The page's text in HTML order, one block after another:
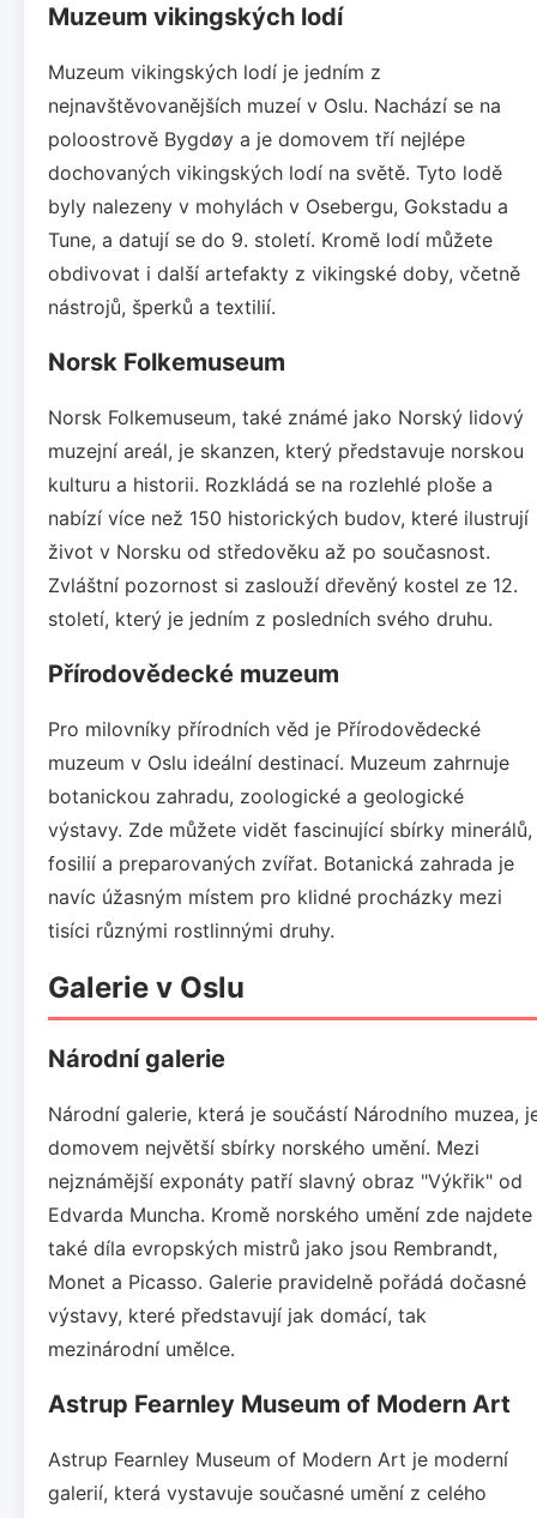
Muzeum vikingských lodí
Muzeum vikingských lodí je jedním z
nejnavštěvovanějších muzeí v Oslu. Nachází se na
poloostrově Bygdøy a je domovem tří nejlépe
dochovaných vikingských lodí na světě. Tyto lodě
byly nalezeny v mohylách v Osebergu, Gokstadu a
Tune, a datují se do 9. století. Kromě lodí můžete
obdivovat i další artefakty z vikingské doby, včetně
nástrojů, šperků a textilií.
Norsk Folkemuseum
Norsk Folkemuseum, také známé jako Norský lidový
muzejní areál, je skanzen, který představuje norskou
kulturu a historii. Rozkládá se na rozlehlé ploše a
nabízí více než 150 historických budov, které ilustrují
život v Norsku od středověku až po současnost.
Zvláštní pozornost si zaslouží dřevěný kostel ze 12.
století, který je jedním z posledních svého druhu.
Přírodovědecké muzeum
Pro milovníky přírodních věd je Přírodovědecké
muzeum v Oslu ideální destinací. Muzeum zahrnuje
botanickou zahradu, zoologické a geologické
výstavy. Zde můžete vidět fascinující sbírky minerálů,
fosilií a preparovaných zvířat. Botanická zahrada je
navíc úžasným místem pro klidné procházky mezi
tisíci různými rostlinnými druhy.
Galerie v Oslu
Národní galerie
Národní galerie, která je součástí Národního muzea,
domovem největší sbírky norského umění. Mezi
nejznámější exponáty patří slavný obraz "Výkřik" od
Edvarda Muncha. Kromě norského umění zde najdete
také díla evropských mistrů jako jsou Rembrandt,
Monet a Picasso. Galerie pravidelně pořádá dočasné
výstavy, které představují jak domácí, tak
mezinárodní umělce.
Astrup Fearnley Museum of Modern Art
Astrup Fearnley Museum of Modern Art je moderní
galerií, která vystavuje současné umění z celého